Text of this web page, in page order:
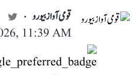
قومی آواز بیورو
11:39 AM